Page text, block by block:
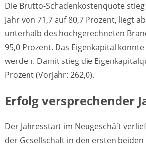
Die Brutto-Schadenkostenquote
Jahr von 71,7 auf 80,7 Prozent, liegt
unterhalb des hochgerechneten
95,0 Prozent. Das Eigenkapital
werden. Damit stieg die
Prozent (Vorjahr: 262,0).
Erfolg versprechender
Der Jahresstart im Neugeschäft
der Gesellschaft in den ersten